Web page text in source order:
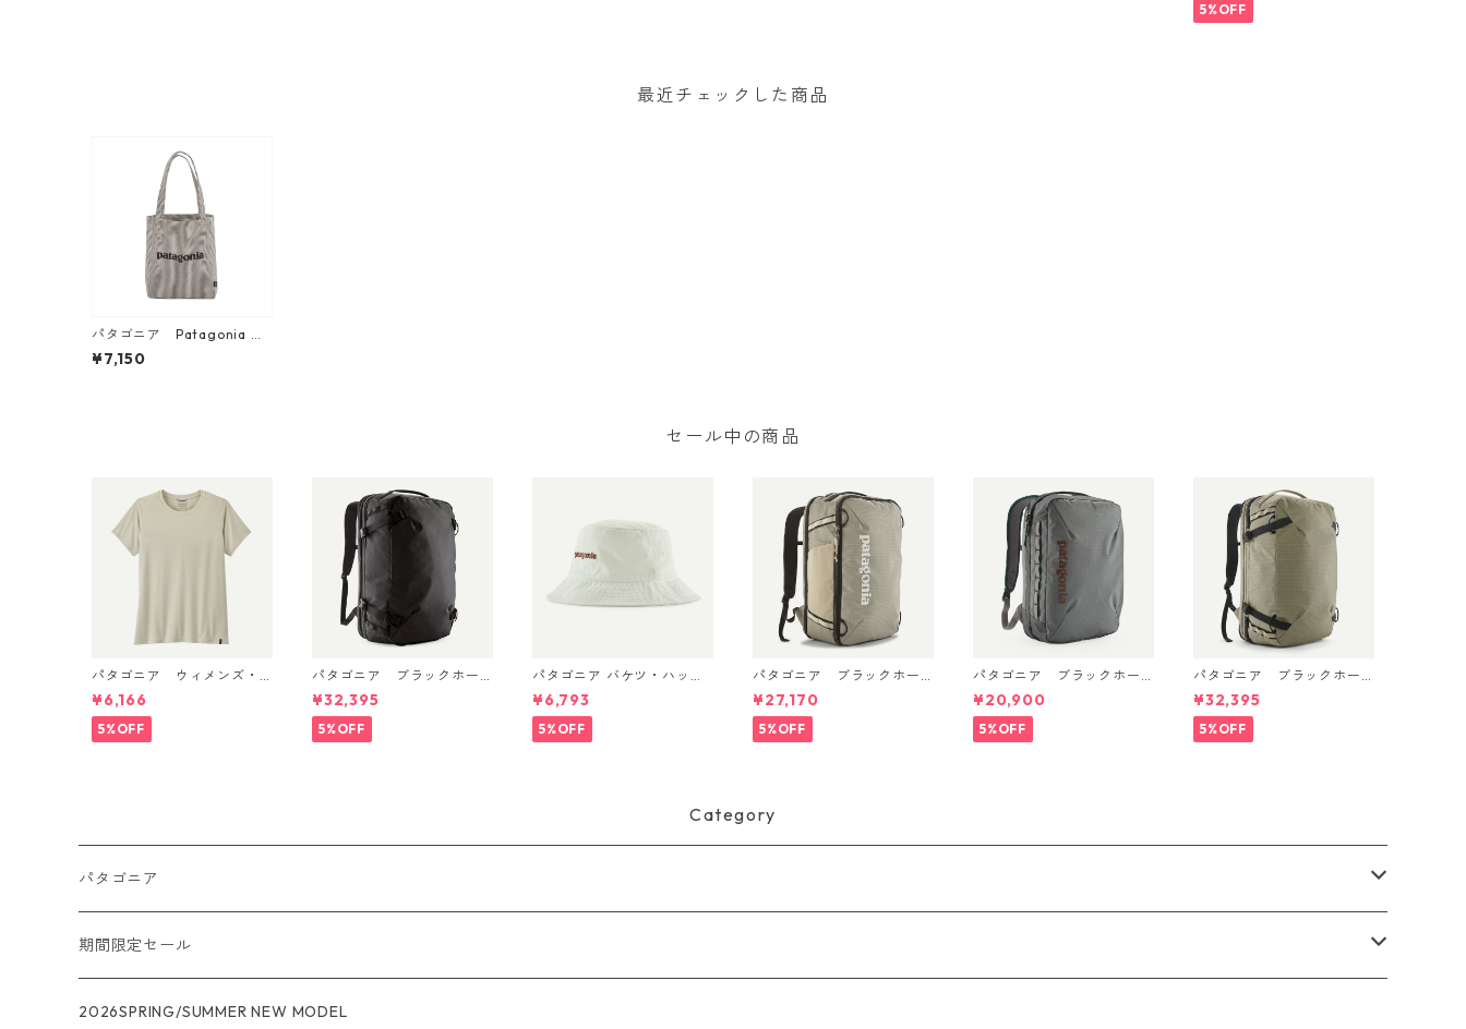
5%OFF
最近チェックした商品
パタゴニア Patagonia リ
サイクル・マーケット・ト
ート 日本正規品
¥7,150
セール中の商品
パタゴニア ウィメンズ・
キャプリーン・クール・デ
イリー・シャツ Dyno Whit
e 45226
¥6,166
5%OFF
パタゴニア ブラックホー
ル・MLC 45L Black w/Blac
k 49307 日本正規品
¥32,395
5%OFF
パタゴニア バケツ・ハッ
ト 33595 Text Logo: Bir
ch White
¥6,793
5%OFF
パタゴニア ブラックホー
ル・ミニ・MLC 30L Weath
ered Stone 49266 日本正
規品
¥27,170
5%OFF
パタゴニア ブラックホー
ル・マイクロ・MLC 22L
(カラー Noble Grey) Patag
onia Black Hole® Micro ML
C® Backpack 22L 日本正規
¥20,900
5%OFF
パタゴニア ブラックホー
ル・MLC 45L Weathered S
tone 49307 日本正規品
¥32,395
5%OFF
Category
パタゴニア
メンズ
R1
ウィメンズ
期間限定セール
★★★
2026SPRING/SUMMER NEW MODEL